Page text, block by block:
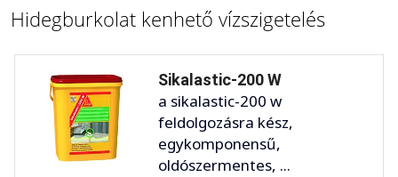
Hidegburkolat kenhető vízszigetelés
Sikalastic-200 W
a sikalastic-200 w
feldolgozásra kész,
egykomponensű,
oldószermentes, ...